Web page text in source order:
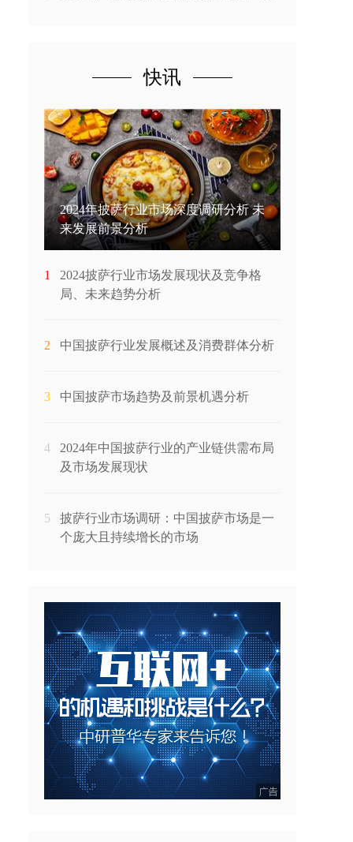
快讯
2024年披萨行业市场深度调研分析 未
来发展前景分析
1
2024披萨行业市场发展现状及竞争格
局、未来趋势分析
2 中国披萨行业发展概述及消费群体分析
3 中国披萨市场趋势及前景机遇分析
4
2024年中国披萨行业的产业链供需布局
及市场发展现状
5
披萨行业市场调研：中国披萨市场是一
个庞大且持续增长的市场